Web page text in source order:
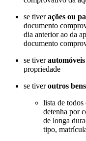
se tiverações ou
documento
dia anterior ao da
documento
se tiverautomóveis
propriedade
se tiveroutros
lista de todos
detenha por
de longa
tipo,